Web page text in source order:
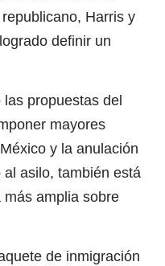
Harris y
definir un
propuestas del
mayores
y la anulación
asilo, también está
amplia sobre
de inmigración